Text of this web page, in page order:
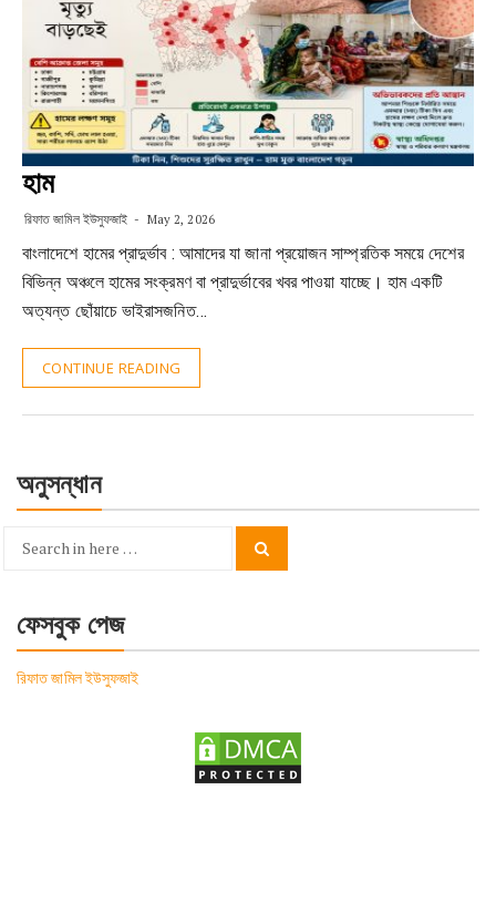
হাম
রিফাত জামিল ইউসুফজাই May 2, 2026
বাংলাদেশে হামের প্রাদুর্ভাব : আমাদের যা জানা প্রয়োজন সাম্প্রতিক সময়ে দেশের
বিভিন্ন অঞ্চলে হামের সংক্রমণ বা প্রাদুর্ভাবের খবর পাওয়া যাচ্ছে। হাম একটি
অত্যন্ত ছোঁয়াচে ভাইরাসজনিত…
CONTINUE READING
অনুসন্ধান
Search
ফেসবুক পেজ
রিফাত জামিল ইউসুফজাই